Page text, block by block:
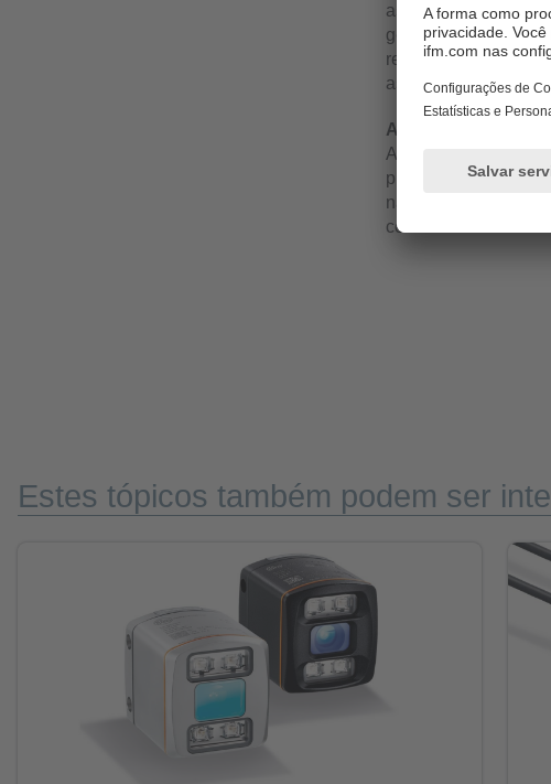
assadeiras
geram perda de
redução da
assar.
Aplicação versátil
A aplicação é
processamento de
na produção de
controle de volume
Estes tópicos também podem ser